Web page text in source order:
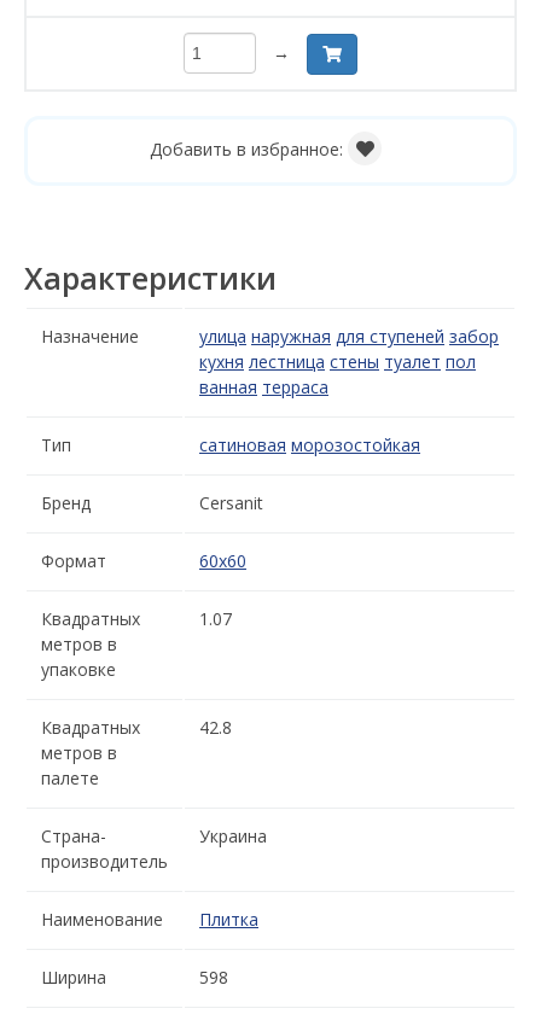
→
Добавить в избранное:
Характеристики
Назначение улица наружная для ступеней забор
кухня лестница стены туалет пол
ванная терраса
Тип сатиновая морозостойкая
Бренд Cersanit
Формат 60x60
Квадратных
метров в
упаковке
1.07
Квадратных
метров в
палете
42.8
Страна-
производитель
Украина
Наименование Плитка
Ширина 598